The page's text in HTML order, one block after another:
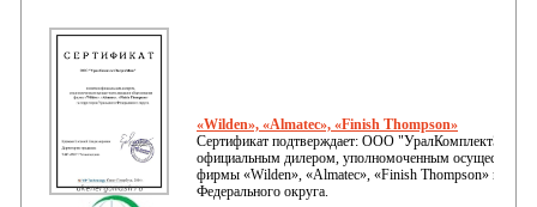
«Wilden», «Almatec», «Finish Thompson»
Сертификат подтверждает: ООО
официальным дилером, уполномоченным
фирмы «Wilden», «Almatec», «Finish Thompson» на
Федерального округа.